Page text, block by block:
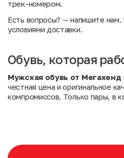
трек-номером.
Есть вопросы? — напишите нам.
условиями доставки.
Обувь, которая
Мужская обувь от Мегахенд
честная цена и оригинальное
компромиссов. Только пары, в